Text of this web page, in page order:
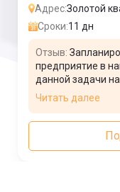
Адрес:Золотой
Сроки:11 дн
Отзыв:
предприятие в
данной задачи
компании, для
Выбрал плитное
может
оборудование.
Читать далее